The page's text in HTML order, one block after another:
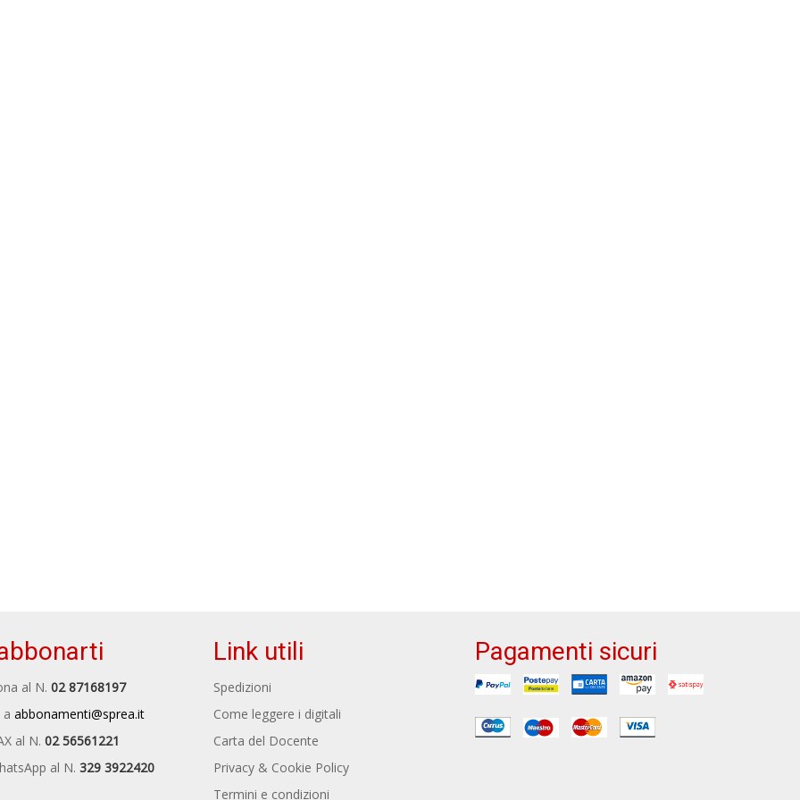
al N. 02 87168197
abbonamenti@sprea.it
al N. 02 56561221
al N. 329 3922420
Link utili
Spedizioni
Come leggere i digitali
Carta del Docente
Privacy & Cookie Policy
Termini e condizioni
Pagamenti sicuri